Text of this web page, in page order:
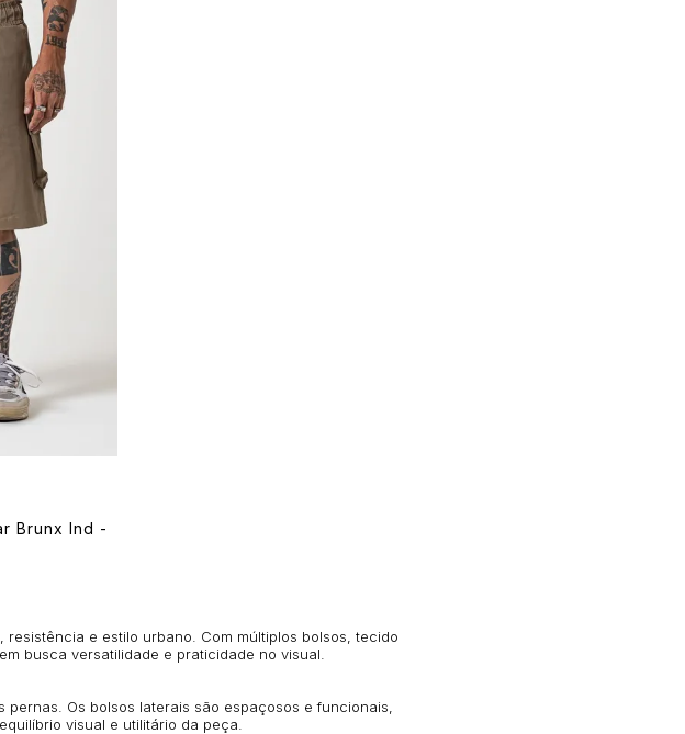
Brunx Ind -
e estilo urbano. Com múltiplos bolsos, tecido
busca versatilidade e praticidade no visual.
Os bolsos laterais são espaçosos e funcionais,
visual e utilitário da peça.